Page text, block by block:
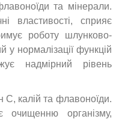
та мінерали.
властивості, сприяє
роботу шлунково-
у нормалізації функцій
надмірний рівень
C, калій та флавоноїди.
очищенню організму,